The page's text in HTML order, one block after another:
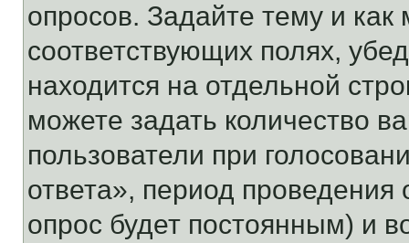
опросов. Задайте тему и
соответствующих полях,
находится на отдельной
можете задать количество
пользователи при
ответа», период проведения
опрос будет постоянным) и